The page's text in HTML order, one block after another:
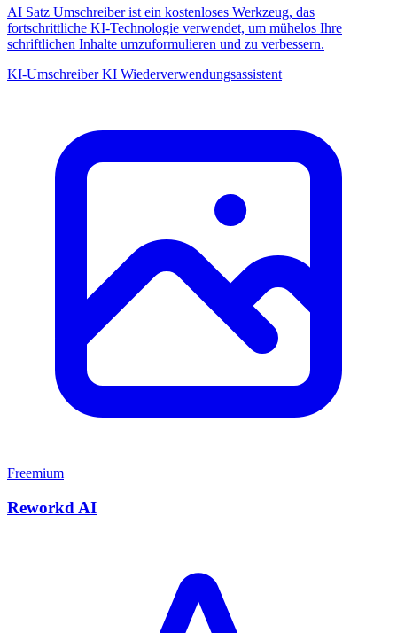
AI Satz Umschreiber ist ein kostenloses Werkzeug, das
fortschrittliche KI-Technologie verwendet, um mühelos Ihre
schriftlichen Inhalte umzuformulieren und zu verbessern.
KI-UmschreiberKI Wiederverwendungsassistent
Freemium
Reworkd AI